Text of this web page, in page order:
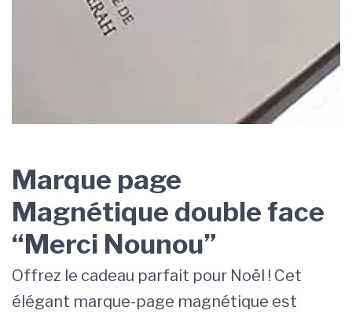
Marque page
Magnétique double face
“Merci Nounou”
Offrez le cadeau parfait pour Noël ! Cet
élégant marque-page magnétique est